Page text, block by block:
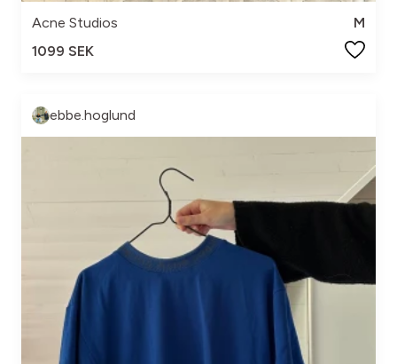
Acne Studios
M
1099 SEK
ebbe.hoglund